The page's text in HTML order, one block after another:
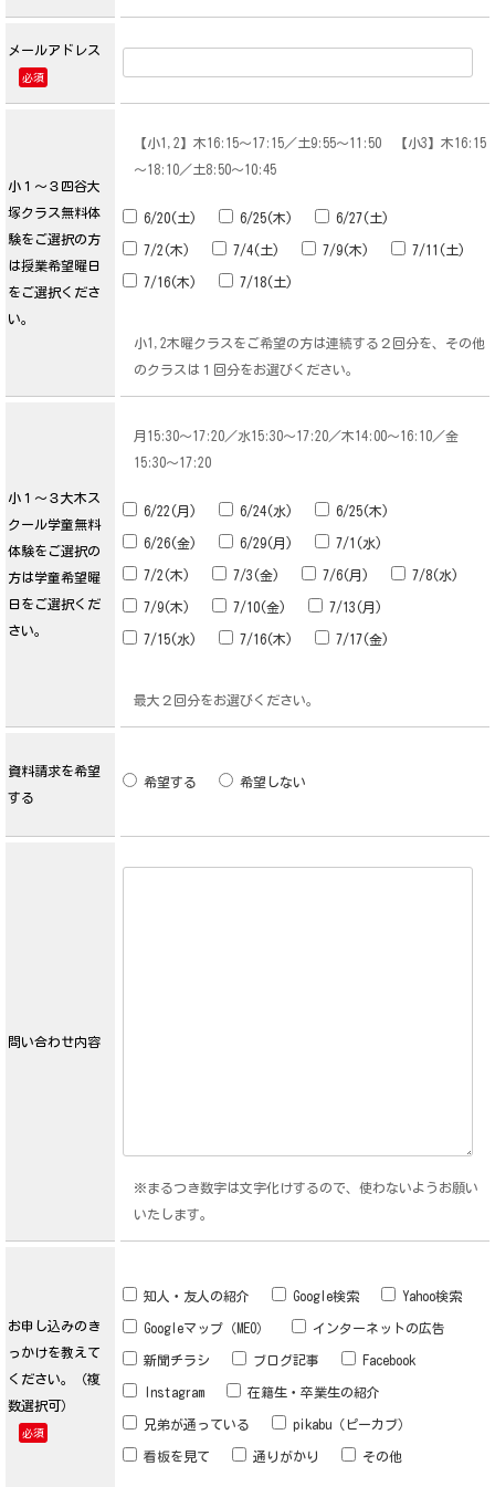
メールアドレス
必須
小１～３四谷大
塚クラス無料体
験をご選択の方
は授業希望曜日
をご選択くださ
い。
【小1,2】木16:15～17:15／土9:55～11:50 【小3】木16:15
～18:10／土8:50～10:45
6/20(土) 6/25(木) 6/27(土)
7/2(木) 7/4(土) 7/9(木) 7/11(土)
7/16(木) 7/18(土)
小1,2木曜クラスをご希望の方は連続する２回分を、その他
のクラスは１回分をお選びください。
小１～３大木ス
クール学童無料
体験をご選択の
方は学童希望曜
日をご選択くだ
さい。
月15:30～17:20／水15:30～17:20／木14:00～16:10／金
15:30～17:20
6/22(月) 6/24(水) 6/25(木)
6/26(金) 6/29(月) 7/1(水)
7/2(木) 7/3(金) 7/6(月) 7/8(水)
7/9(木) 7/10(金) 7/13(月)
7/15(水) 7/16(木) 7/17(金)
最大２回分をお選びください。
資料請求を希望
する
希望する 希望しない
問い合わせ内容
※まるつき数字は文字化けするので、使わないようお願い
いたします。
お申し込みのき
っかけを教えて
ください。（複
数選択可）
必須
知人・友人の紹介 Google検索 Yahoo検索
Googleマップ（MEO） インターネットの広告
新聞チラシ ブログ記事 Facebook
Instagram 在籍生・卒業生の紹介
兄弟が通っている pikabu（ピーカブ）
看板を見て 通りがかり その他